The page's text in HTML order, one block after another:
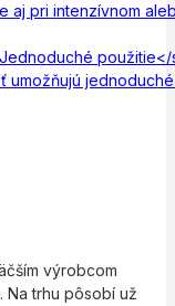
aj pri intenzívnom
umožňujú
výrobcom
Na trhu pôsobí už